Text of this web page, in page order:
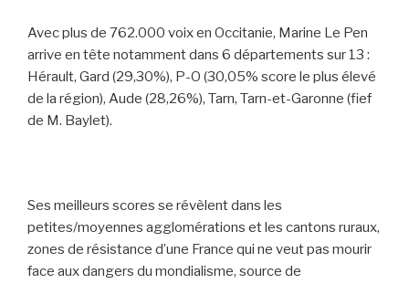
Avec plus de 762.000 voix en Occitanie, Marine Le Pen
arrive en tête notamment dans 6 départements sur 13 :
Hérault, Gard (29,30%), P-O (30,05% score le plus élevé
de la région), Aude (28,26%), Tarn, Tarn-et-Garonne (fief
de M. Baylet).
Ses meilleurs scores se révèlent dans les
petites/moyennes agglomérations et les cantons ruraux,
zones de résistance d’une France qui ne veut pas mourir
face aux dangers du mondialisme, source de